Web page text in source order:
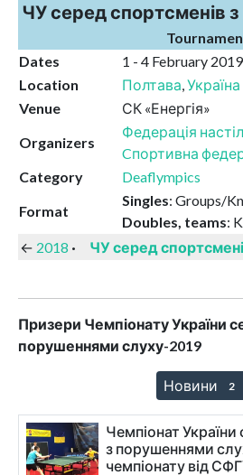
ЧУ серед спортсменів
Dates
1 - 4 February 2019
Location
Полтава,Україна
Venue
СК «Енергія»
Organizers
Федерація
Cпортивна
Category
Deaflympics
Format
Singles: Groups/
Doubles, teams:
← 2018 · ЧУ серед
Призери Чемпіонату України
порушеннями слуху-2019
Новини 2
Чемпіонат
з порушеннями
чемпіонату від